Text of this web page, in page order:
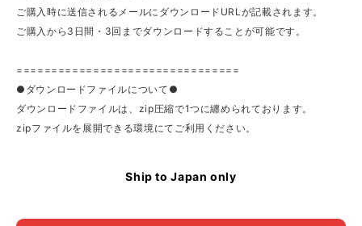
ご購入時に送信されるメールにダウンロードURLが記載されます。
ご購入から3日間・3回までダウンロードすることが可能です。
================================
●ダウンロードファイルについて●
ダウンロードファイルは、zip圧縮で1つに纏められております。
zipファイルを展開できる環境にてご利用ください。
Ship to Japan only